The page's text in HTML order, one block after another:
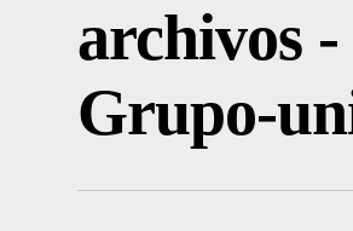
archivos -
Grupo-